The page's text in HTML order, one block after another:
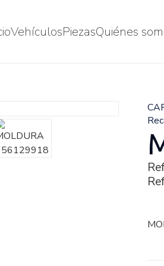
VehículosPiezasQuiénes